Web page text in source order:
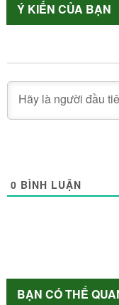
Ý KIẾN CỦA BẠN
0 BÌNH LUẬN
BẠN CÓ THỂ